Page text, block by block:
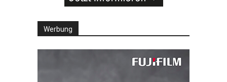
Werbung